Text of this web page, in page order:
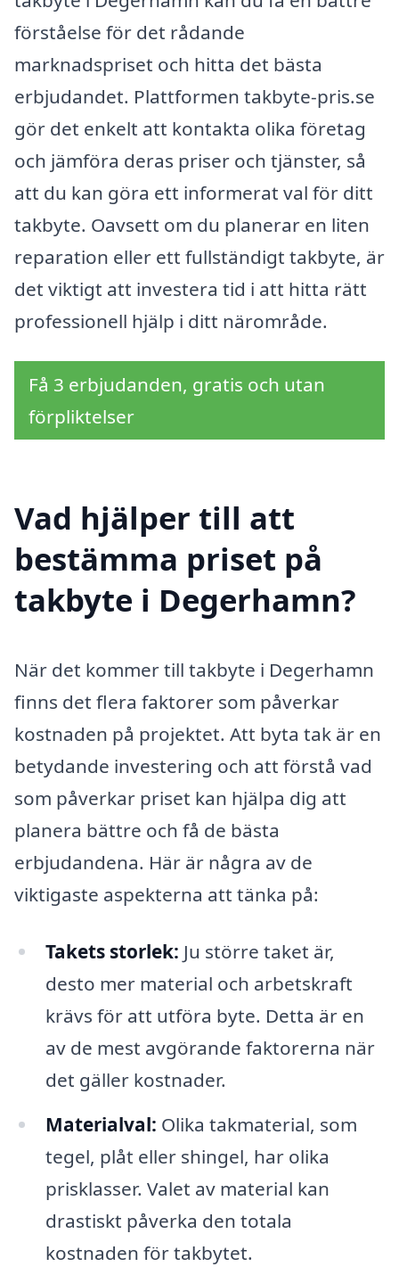
förståelse för det rådande
marknadspriset och hitta det bästa
erbjudandet. Plattformen takbyte-pris.se
gör det enkelt att kontakta olika företag
och jämföra deras priser och tjänster, så
att du kan göra ett informerat val för ditt
takbyte. Oavsett om du planerar en liten
reparation eller ett fullständigt takbyte, är
det viktigt att investera tid i att hitta rätt
professionell hjälp i ditt närområde.
Få 3 erbjudanden, gratis och utan
förpliktelser
Vad hjälper till att
bestämma priset på
takbyte i Degerhamn?
När det kommer till takbyte i Degerhamn
finns det flera faktorer som påverkar
kostnaden på projektet. Att byta tak är en
betydande investering och att förstå vad
som påverkar priset kan hjälpa dig att
planera bättre och få de bästa
erbjudandena. Här är några av de
viktigaste aspekterna att tänka på:
Takets storlek: Ju större taket är,
desto mer material och arbetskraft
krävs för att utföra byte. Detta är en
av de mest avgörande faktorerna när
det gäller kostnader.
Materialval: Olika takmaterial, som
tegel, plåt eller shingel, har olika
prisklasser. Valet av material kan
drastiskt påverka den totala
kostnaden för takbytet.